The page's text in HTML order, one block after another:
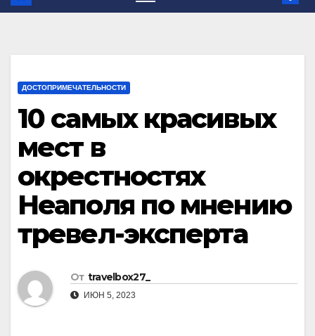
ДОСТОПРИМЕЧАТЕЛЬНОСТИ
10 самых красивых
мест в
окрестностях
Неаполя по мнению
тревел-эксперта
От travelbox27_
ИЮН 5, 2023